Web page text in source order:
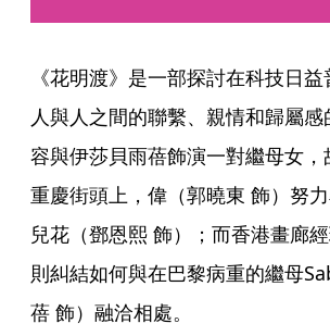
《花明渡》是一部探討在科技日
人與人之間的聯繫、親情和歸屬
容與伊莎貝雨蓓飾演一對繼母女
重慶街頭上，偉（郭曉東 飾）努
兒花（鄧恩熙 飾）；而香港畫廊
則糾結如何與在巴黎病重的繼母
蓓 飾）融洽相處。